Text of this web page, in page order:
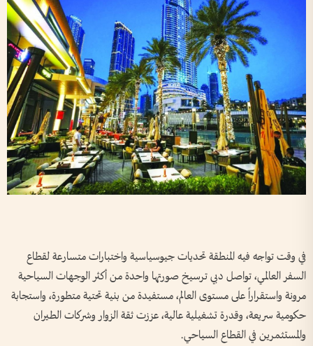
في وقت تواجه فيه المنطقة تحديات جيوسياسية واختبارات متسارعة لقطاع
السفر العالمي، تواصل دبي ترسيخ صورتها واحدة من أكثر الوجهات السياحية
مرونة واستقراراً على مستوى العالم، مستفيدة من بنية تحتية متطورة، واستجابة
حكومية سريعة، وقدرة تشغيلية عالية، عززت ثقة الزوار وشركات الطيران
والمستثمرين في القطاع السياحي.